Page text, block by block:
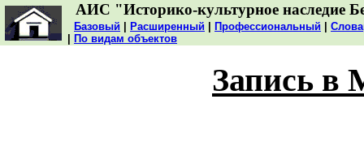
АИС "Историко-культурное наследие
Базовый Расширенный Профессиональный
По видам объектов
Запись в